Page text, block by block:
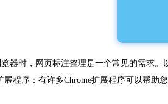
器时，网页标注整理是一个常见的需求。
展程序：有许多Chrome扩展程序可以帮